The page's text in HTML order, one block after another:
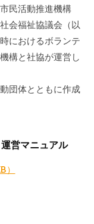
民活動推進機構
会福祉協議会（以
におけるボランテ
構と社協が運営し
団体とともに作成
営マニュアル